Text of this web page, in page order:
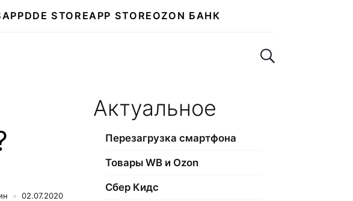
DDE STOREAPP STORE OZON БАНК
Поиск по сайту
02.07.2020
Актуальное
Перезагрузка смартфона
Товары WB и Ozon
Сбер Кидс